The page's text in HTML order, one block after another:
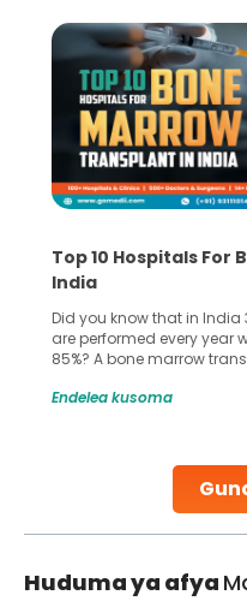
Top 10 Hospitals For
India
Did you know that in
are performed every year
85%? A bone marrow
make all the difference.
Endelea kusoma
Huduma ya afya